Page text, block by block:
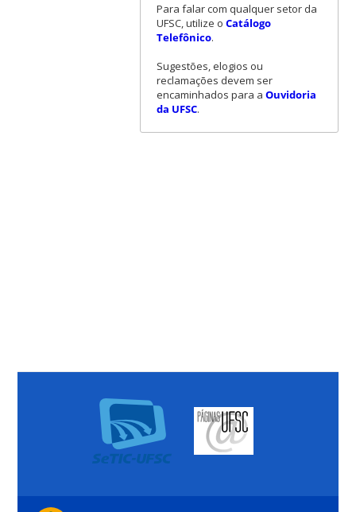
Para falar com qualquer setor da
UFSC, utilize o Catálogo
Telefônico.
Sugestões, elogios ou
reclamações devem ser
encaminhados para a Ouvidoria
da UFSC.